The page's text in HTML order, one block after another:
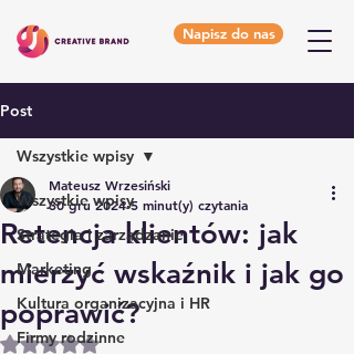
Napisz do nas
Post
Wszystkie wpisy
Strategia i zarządzanie
Marketing
Kultura organizacyjna i HR
Firmy rodzinne
Wszystkie wpisy
Retencja klientów: jak
mierzyć wskaźnik i jak go
poprawić?
Mateusz Wrzesiński
30 gru 2024 5 minut(y) czytania
Oceniono na NaN z 5 gwiazdek.